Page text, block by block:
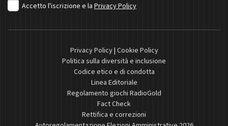
Accetto l'iscrizione e la Privacy Policy
Privacy Policy| Cookie Policy
Politica sulla diversità e inclusione
Codice etico e di condotta
Linea Editoriale
Regolamento giochi RadioGold
Fact Check
Rettifica e correzioni